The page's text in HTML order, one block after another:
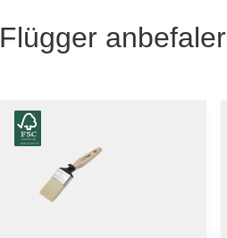
Flügger anbefaler